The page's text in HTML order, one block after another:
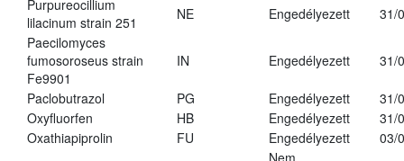
Purpureocillium
lilacinum strain 251
NE Engedélyezett
31/
Paecilomyces
fumosoroseus strain
Fe9901
IN Engedélyezett 31/
Paclobutrazol PG Engedélyezett
31/
Oxyfluorfen
HB Engedélyezett
31/
Oxathiapiprolin
FU Engedélyezett
03/